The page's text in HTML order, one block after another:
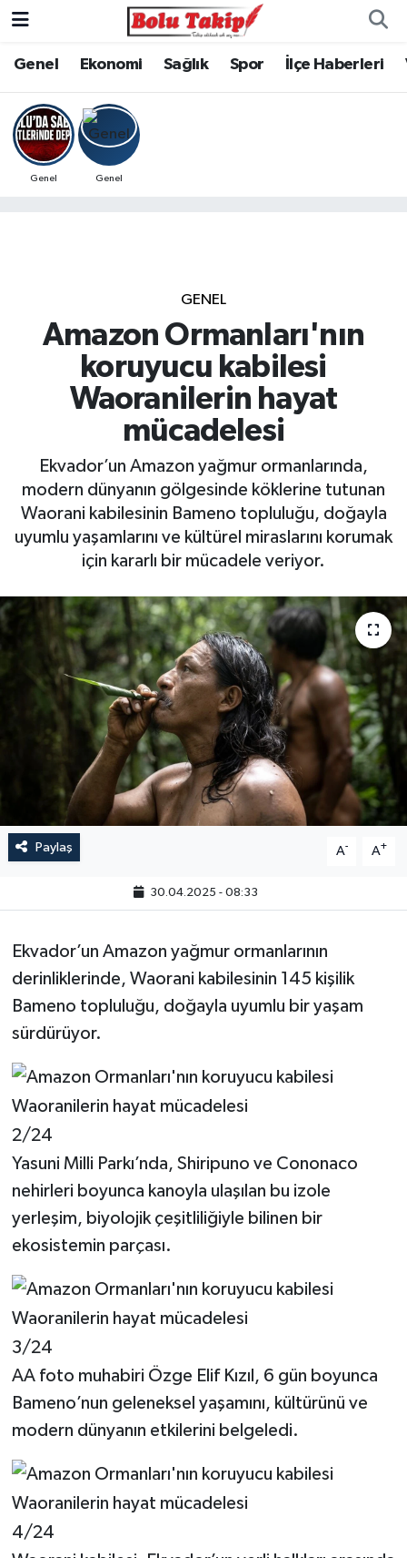
Genel Ekonomi Sağlık Spor İlçe Haberleri
Genel Genel
GENEL
Amazon Ormanları'nın
koruyucu kabilesi
Waoranilerin hayat
mücadelesi
Ekvador’un Amazon yağmur ormanlarında,
modern dünyanın gölgesinde köklerine tutunan
Waorani kabilesinin Bameno topluluğu, doğayla
uyumlu yaşamlarını ve kültürel miraslarını korumak
için kararlı bir mücadele veriyor.
Paylaş A- A+
30.04.2025 - 08:33
Ekvador’un Amazon yağmur ormanlarının
derinliklerinde, Waorani kabilesinin 145 kişilik
Bameno topluluğu, doğayla uyumlu bir yaşam
sürdürüyor.
2/24
Yasuni Milli Parkı’nda, Shiripuno ve Cononaco
nehirleri boyunca kanoyla ulaşılan bu izole
yerleşim, biyolojik çeşitliliğiyle bilinen bir
ekosistemin parçası.
3/24
AA foto muhabiri Özge Elif Kızıl, 6 gün boyunca
Bameno’nun geleneksel yaşamını, kültürünü ve
modern dünyanın etkilerini belgeledi.
4/24